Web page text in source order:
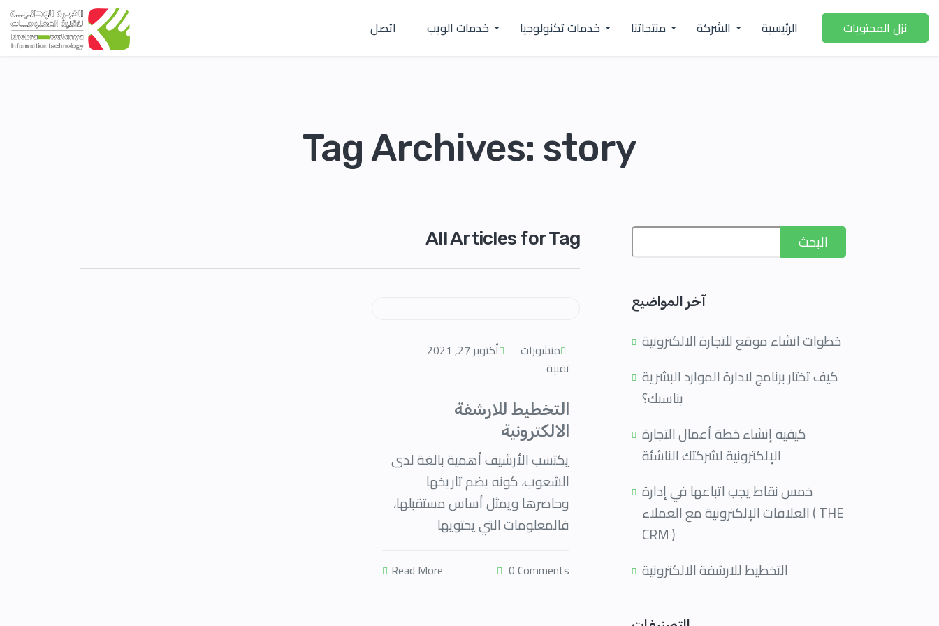
اتصل خدمات الويب خدمات تكنولوجيا منتجاتنا الشركة الرئيسية نزل المحتويات
Tag Archives: story
All Articles for Tag
منشورات
تقنية
أكتوبر 27, 2021
التخطيط للارشفة
الالكترونية​
يكتسب الأرشيف أهمية بالغة لدى
الشعوب، كونه يضم تاريخها
وحاضرها ويمثل أساس مستقبلها،
فالمعلومات التي يحتويها
0 Comments
Read More
البحث
آخر المواضيع
خطوات انشاء موقع للتجارة الالكترونية
كيف تختار برنامج لادارة الموارد البشرية
يناسبك؟
كيفية إنشاء خطة أعمال التجارة
الإلكترونية لشركتك الناشئة
خمس نقاط يجب اتباعها في إدارة
العلاقات الإلكترونية مع العملاء ( THE
CRM )